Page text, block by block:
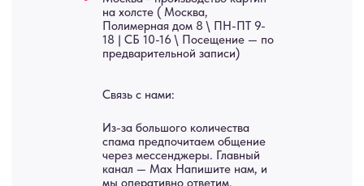
Возврат
Доставка
Блог
• Договор публичной оферты
• Политика обработки персональных данных